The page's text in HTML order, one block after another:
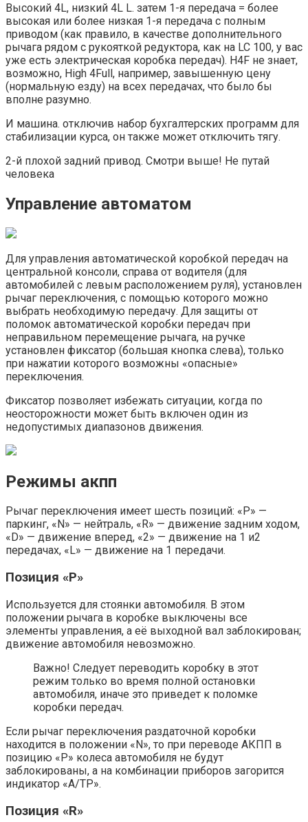
Высокий 4L, низкий 4L L. затем 1-я передача = более
высокая или более низкая 1-я передача с полным
приводом (как правило, в качестве дополнительного
рычага рядом с рукояткой редуктора, как на LC 100, у вас
уже есть электрическая коробка передач). H4F не знает,
возможно, High 4Full, например, завышенную цену
(нормальную езду) на всех передачах, что было бы
вполне разумно.
И машина. отключив набор бухгалтерских программ для
стабилизации курса, он также может отключить тягу.
2-й плохой задний привод. Смотри выше! Не путай
человека
Управление автоматом
Для управления автоматической коробкой передач на
центральной консоли, справа от водителя (для
автомобилей с левым расположением руля), установлен
рычаг переключения, с помощью которого можно
выбрать необходимую передачу. Для защиты от
поломок автоматической коробки передач при
неправильном перемещение рычага, на ручке
установлен фиксатор (большая кнопка слева), только
при нажатии которого возможны «опасные»
переключения.
Фиксатор позволяет избежать ситуации, когда по
неосторожности может быть включен один из
недопустимых диапазонов движения.
Режимы акпп
Рычаг переключения имеет шесть позиций: «P» —
паркинг, «N» — нейтраль, «R» — движение задним ходом,
«D» — движение вперед, «2» — движение на 1 и2
передачах, «L» — движение на 1 передачи.
Позиция «P»
Используется для стоянки автомобиля. В этом
положении рычага в коробке выключены все
элементы управления, а её выходной вал заблокирован;
движение автомобиля невозможно.
Важно! Следует переводить коробку в этот
режим только во время полной остановки
автомобиля, иначе это приведет к поломке
коробки передач.
Если рычаг переключения раздаточной коробки
находится в положении «N», то при переводе АКПП в
позицию «P» колеса автомобиля не будут
заблокированы, а на комбинации приборов загорится
индикатор «А/ТР».
Позиция «R»